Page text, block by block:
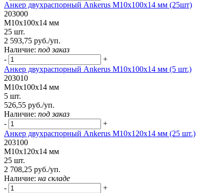
Анкер двухраспорный Ankerus М10х100х14 мм (25шт)
203000
М10х100х14 мм
25 шт.
2 593,75 руб./уп.
Наличие: под заказ
-
+
Анкер двухраспорный Ankerus М10х100х14 мм (5 шт.)
203010
М10х100х14 мм
5 шт.
526,55 руб./уп.
Наличие: под заказ
-
+
Анкер двухраспорный Ankerus М10х120х14 мм (25 шт.)
203100
М10х120х14 мм
25 шт.
2 708,25 руб./уп.
Наличие: на складе
-
+